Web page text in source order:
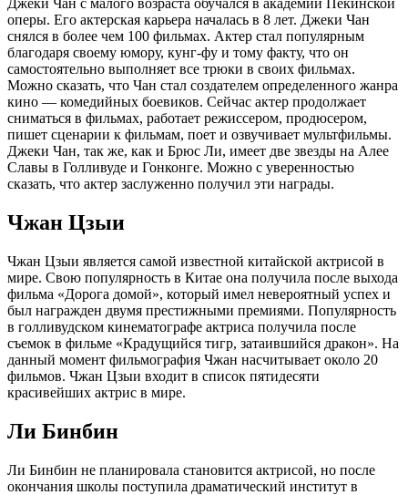
Джеки Чан с малого возраста обучался в академии Пекинской
оперы. Его актерская карьера началась в 8 лет. Джеки Чан
снялся в более чем 100 фильмах. Актер стал популярным
благодаря своему юмору, кунг-фу и тому факту, что он
самостоятельно выполняет все трюки в своих фильмах.
Можно сказать, что Чан стал создателем определенного жанра
кино — комедийных боевиков. Сейчас актер продолжает
сниматься в фильмах, работает режиссером, продюсером,
пишет сценарии к фильмам, поет и озвучивает мультфильмы.
Джеки Чан, так же, как и Брюс Ли, имеет две звезды на Алее
Славы в Голливуде и Гонконге. Можно с уверенностью
сказать, что актер заслуженно получил эти награды.
Чжан Цзыи
Чжан Цзыи является самой известной китайской актрисой в
мире. Свою популярность в Китае она получила после выхода
фильма «Дорога домой», который имел невероятный успех и
был награжден двумя престижными премиями. Популярность
в голливудском кинематографе актриса получила после
съемок в фильме «Крадущийся тигр, затаившийся дракон». На
данный момент фильмография Чжан насчитывает около 20
фильмов. Чжан Цзыи входит в список пятидесяти
красивейших актрис в мире.
Ли Бинбин
Ли Бинбин не планировала становится актрисой, но после
окончания школы поступила драматический институт в